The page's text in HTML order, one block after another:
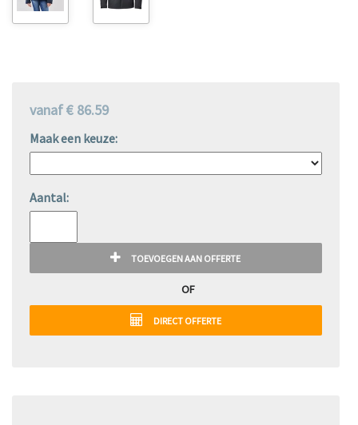
vanaf € 86.59
Maak een keuze:
Aantal:
TOEVOEGEN AAN OFFERTE
OF
DIRECT OFFERTE